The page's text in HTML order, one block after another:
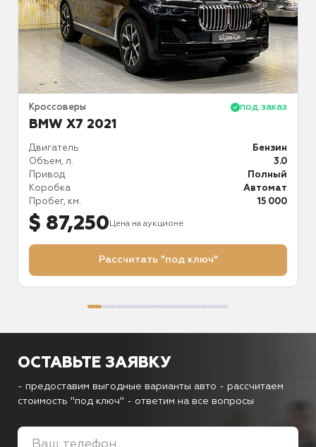
Кроссоверы под заказ
BMW X7 2021
Двигатель
Бензин
Объем, л.
3.0
Привод
Полный
Коробка
Автомат
Пробег, км.
15 000
$ 87,250 Цена на аукционе
Рассчитать "под ключ"
ОСТАВЬТЕ ЗАЯВКУ
- предоставим выгодные варианты авто - рассчитаем
стоимость "под ключ" - ответим на все вопросы